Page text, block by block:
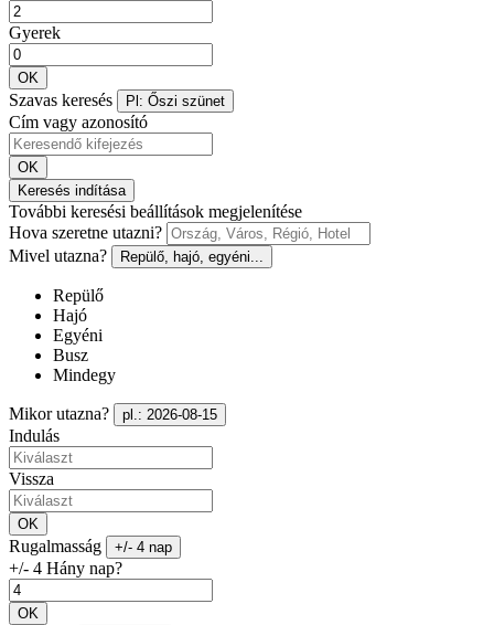
Gyerek
OK
Szavas keresés Pl: Őszi szünet
Cím vagy azonosító
OK
Keresés indítása
További keresési beállítások megjelenítése
Hova szeretne utazni?
Mivel utazna?
Repülő, hajó, egyéni...
Repülő
Hajó
Egyéni
Busz
Mindegy
Mikor utazna? pl.: 2026-08-15
Indulás
Vissza
OK
Rugalmasság +/- 4 nap
+/- 4 Hány nap?
OK